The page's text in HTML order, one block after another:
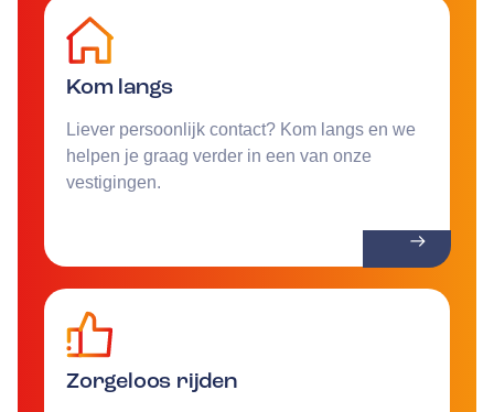
Kom langs
Liever persoonlijk contact? Kom langs en we
helpen je graag verder in een van onze
vestigingen.
Zorgeloos rijden